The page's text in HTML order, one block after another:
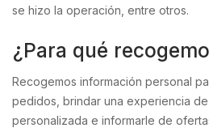
se hizo la operación, entre otros.
¿Para qué
Recogemos información personal
pedidos, brindar una experiencia
personalizada e informarle de